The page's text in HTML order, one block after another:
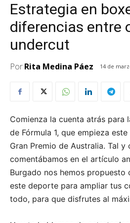
Estrategia en
diferencias entre
undercut
PorRita Medina Páez 14 de
Comienza la cuenta atrás para
de Fórmula 1, que empieza
Gran Premio de Australia. Tal y
comentábamos en el artículo
Burgado nos hemos
este deporte para ampliar tus
todo, para que disfrutes al